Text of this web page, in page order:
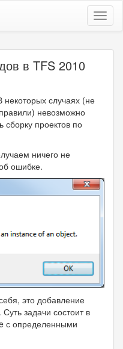
в TFS 2010
случаях (не
невозможно
сборку проектов по
ничего не
ошибке.
это добавление
задачи состоит в
с определенными